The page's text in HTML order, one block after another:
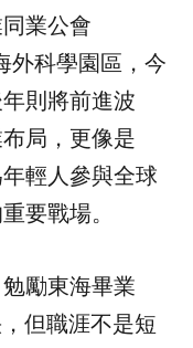
業公會
外科學園區，今
則將前進波
局，更像是
輕人參與全球
要戰場。
勵東海畢業
但職涯不是短